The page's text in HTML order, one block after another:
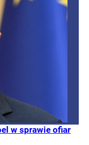
w sprawie ofiar